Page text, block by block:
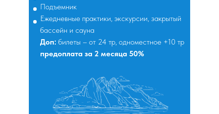
Подъемник
Ежедневные практики, экскурсии, закрытый
бассейн и сауна
Доп: билеты – от 24 тр, одноместное +10 тр
предоплата за 2 месяца 50%